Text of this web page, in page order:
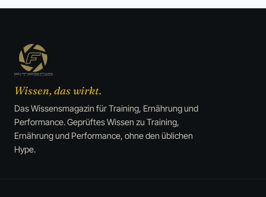
Wissen, das wirkt.
Das Wissensmagazin für Training, Ernährung und
Performance. Geprüftes Wissen zu Training,
Ernährung und Performance, ohne den üblichen
Hype.